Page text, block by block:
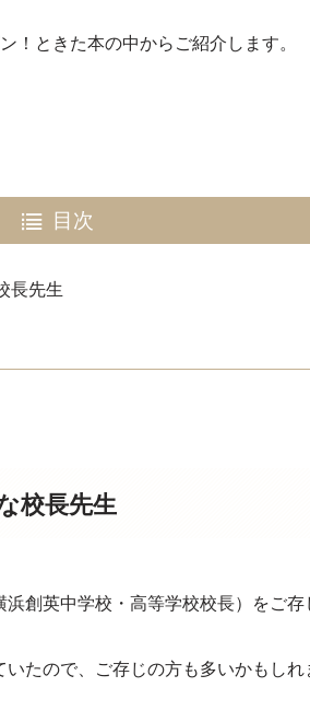
！ときた本の中からご紹介します。
目次
長先生
校長先生
創英中学校・高等学校校長）をご存
たので、ご存じの方も多いかもしれ